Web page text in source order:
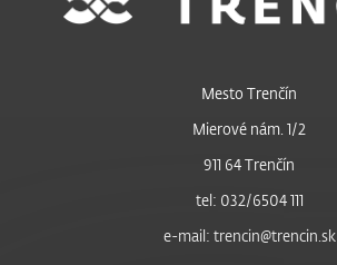
Mesto Trenčín
Mierové nám. 1/2
911 64 Trenčín
tel: 032/6504 111
e-mail: trencin@trencin.sk